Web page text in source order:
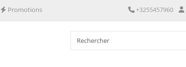
Promotions +3255457960